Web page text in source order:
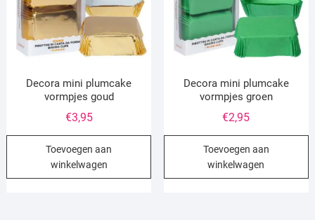
Decora mini plumcake
vormpjes goud
€3,95
Toevoegen aan
winkelwagen
Decora mini plumcake
vormpjes groen
€2,95
Toevoegen aan
winkelwagen